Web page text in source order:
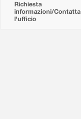
Richiesta
informazioni/Contatta
l'ufficio